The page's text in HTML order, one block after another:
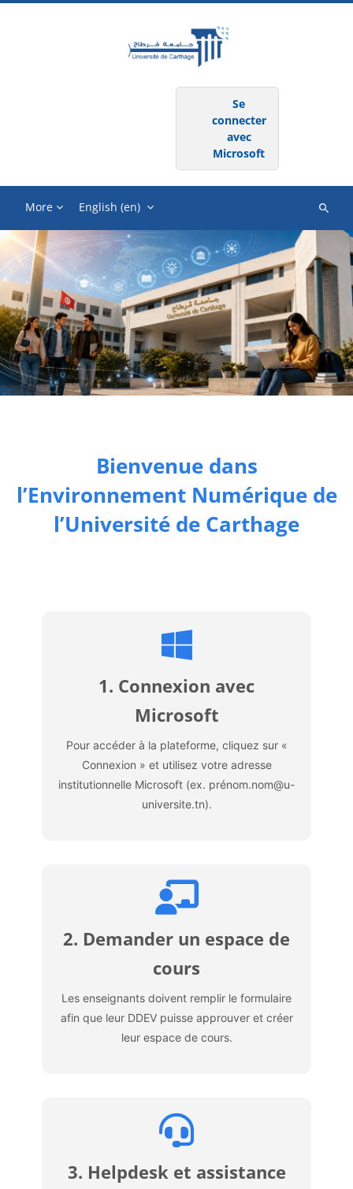
Se
connecter
avec
Microsoft
More English ‎(en)‎
Search
courses
Bienvenue dans
l’Environnement Numérique de
l’Université de Carthage
1. Connexion avec
Microsoft
Pour accéder à la plateforme, cliquez sur «
Connexion » et utilisez votre adresse
institutionnelle Microsoft (ex. prénom.nom@u-
universite.tn).
2. Demander un espace de
cours
Les enseignants doivent remplir le formulaire
afin que leur DDEV puisse approuver et créer
leur espace de cours.
3. Helpdesk et assistance